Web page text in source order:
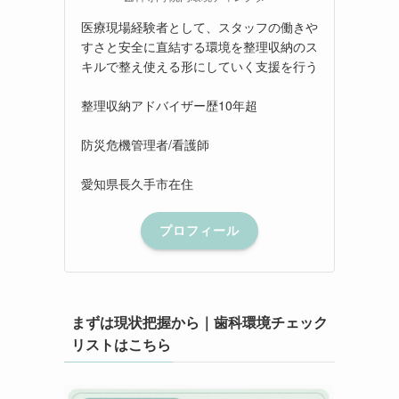
医療現場経験者として、スタッフの働きや
すさと安全に直結する環境を整理収納のス
キルで整え使える形にしていく支援を行う
整理収納アドバイザー歴10年超
防災危機管理者/看護師
愛知県長久手市在住
プロフィール
まずは現状把握から｜歯科環境チェック
リストはこちら